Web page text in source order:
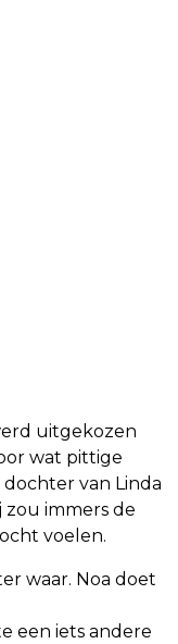
uitgekozen
wat pittige
van Linda
zou immers de
voelen.
waar. Noa doet
een iets andere